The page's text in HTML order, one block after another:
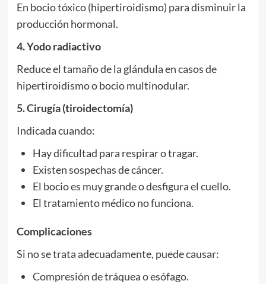
En bocio tóxico (hipertiroidismo) para disminuir la
producción hormonal.
4. Yodo radiactivo
Reduce el tamaño de la glándula en casos de
hipertiroidismo o bocio multinodular.
5. Cirugía (tiroidectomía)
Indicada cuando:
Hay dificultad para respirar o tragar.
Existen sospechas de cáncer.
El bocio es muy grande o desfigura el cuello.
El tratamiento médico no funciona.
Complicaciones
Si no se trata adecuadamente, puede causar:
Compresión de tráquea o esófago.